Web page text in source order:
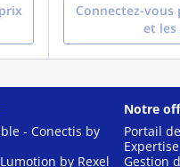
Connectez-
et les
- Conectis by
by Rexel
Notre
Portail
Gestion